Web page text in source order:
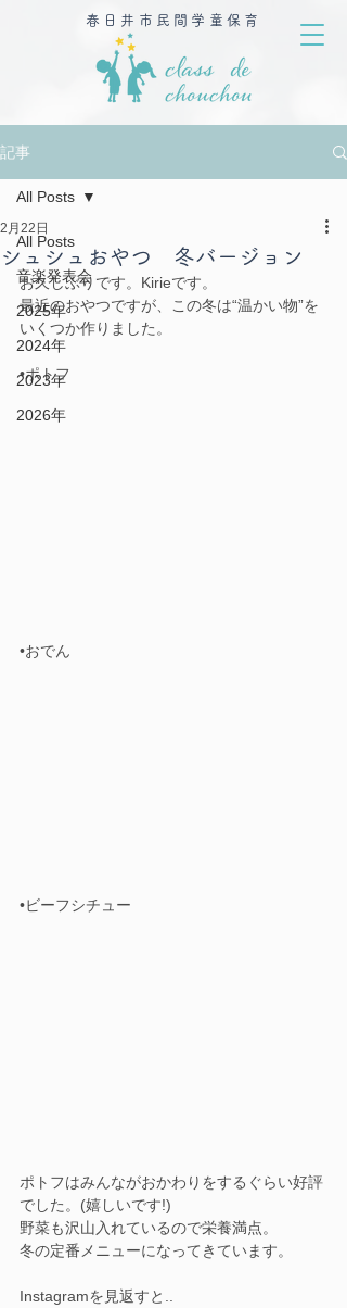
春日井市民間学童保育
記事
All Posts
音楽発表会
2025年
2024年
2023年
2026年
All Posts
シュシュおやつ 冬バージョン
2月22日
お久しぶりです。Kirieです。
最近のおやつですが、この冬は“温かい物”を
いくつか作りました。
•ポトフ
•おでん
•ビーフシチュー
ポトフはみんながおかわりをするぐらい好評
でした。(嬉しいです!)
野菜も沢山入れているので栄養満点。
冬の定番メニューになってきています。
Instagramを見返すと..